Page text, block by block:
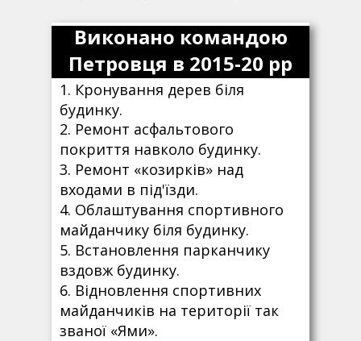
Виконано командою
Петровця в 2015-20 рр
1. Кронування дерев біля
будинку.
2. Ремонт асфальтового
покриття навколо будинку.
3. Ремонт «козирків» над
входами в під'їзди.
4. Облаштування спортивного
майданчику біля будинку.
5. Встановлення парканчику
вздовж будинку.
6. Відновлення спортивних
майданчиків на території так
званої «Ями».